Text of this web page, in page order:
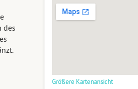
des
Größere Kartenansicht